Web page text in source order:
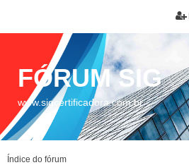
FÓRUM SIG
www.sigcertificadora.com.br
Índice do fórum